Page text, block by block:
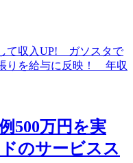
500万円を実
のサービスス